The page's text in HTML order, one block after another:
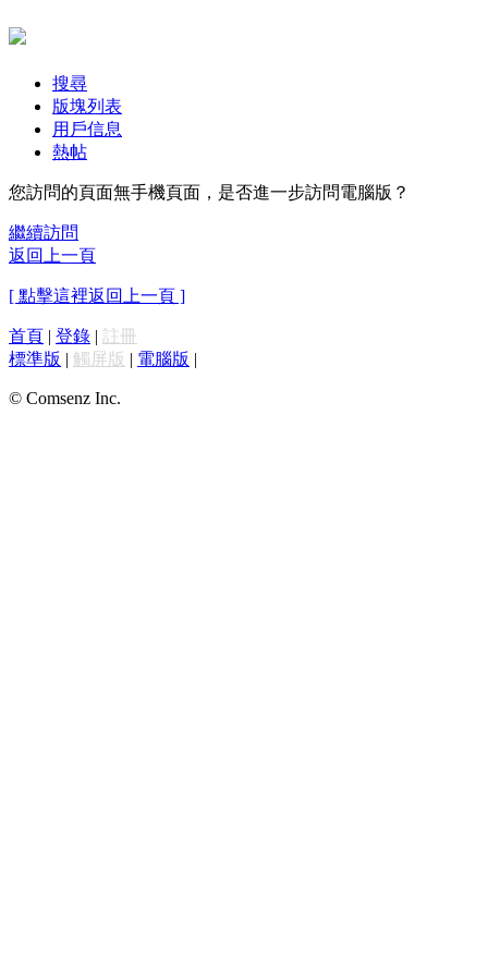
搜尋
版塊列表
用戶信息
熱帖
您訪問的頁面無手機頁面，是否進一步訪問電腦版？
繼續訪問
返回上一頁
[ 點擊這裡返回上一頁 ]
首頁 | 登錄 | 註冊
標準版 | 觸屏版 | 電腦版 |
© Comsenz Inc.